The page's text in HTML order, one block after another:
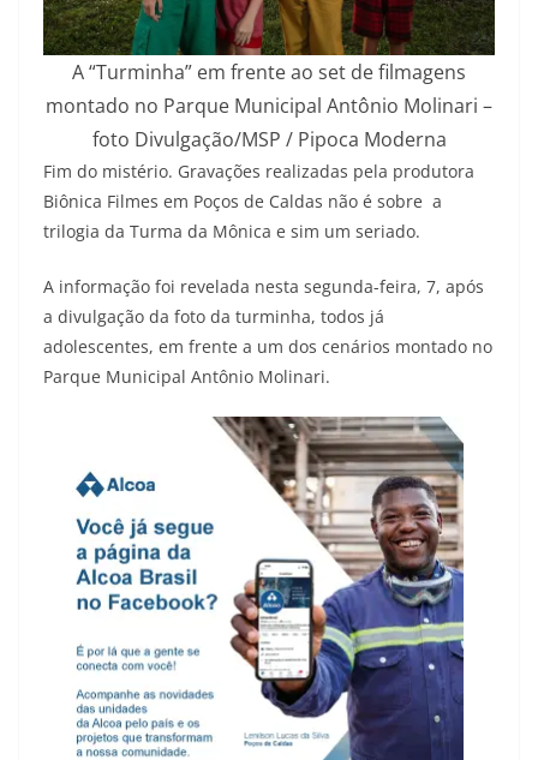
A “Turminha” em frente ao set de filmagens
montado no Parque Municipal Antônio Molinari –
foto Divulgação/MSP / Pipoca Moderna
Fim do mistério. Gravações realizadas pela produtora
Biônica Filmes em Poços de Caldas não é sobre a
trilogia da Turma da Mônica e sim um seriado.
A informação foi revelada nesta segunda-feira, 7, após
a divulgação da foto da turminha, todos já
adolescentes, em frente a um dos cenários montado no
Parque Municipal Antônio Molinari.